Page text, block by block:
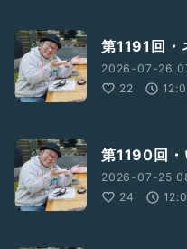
第1191回・
2026-07-26
22
第1190回・
2026-07-25
24